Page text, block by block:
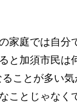
家庭では自分
と加須市民は
ることが多い
ことじゃなく